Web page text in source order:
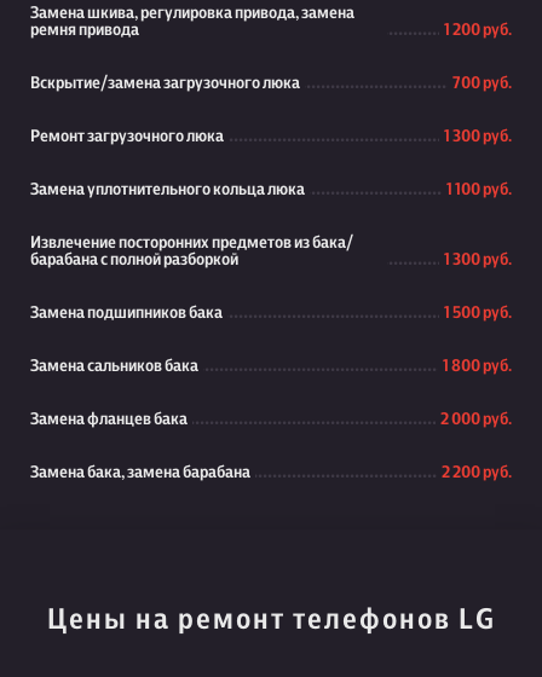
Замена шкива, регулировка привода, замена
ремня привода
1 200 руб.
Вскрытие/замена загрузочного люка 700 руб.
Ремонт загрузочного люка 1 300 руб.
Замена уплотнительного кольца люка 1 100 руб.
Извлечение посторонних предметов из бака/
барабана с полной разборкой
1 300 руб.
Замена подшипников бака 1 500 руб.
Замена сальников бака 1 800 руб.
Замена фланцев бака 2 000 руб.
Замена бака, замена барабана 2 200 руб.
Цены на ремонт телефонов LG